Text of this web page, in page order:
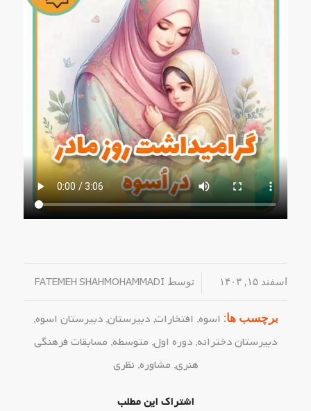
اسفند ۱۵, ۱۴۰۳ / توسط FATEMEH SHAHMOHAMMADI
برچسب ها: اسوه, افتخارات,دبیرستان,دبیرستان اسوه,
دبیرستان دخترانه, دوره اول, متوسطه, مسابقات فرهنگی
هنری, مشاوره, نظری
اشتراک این مطلب